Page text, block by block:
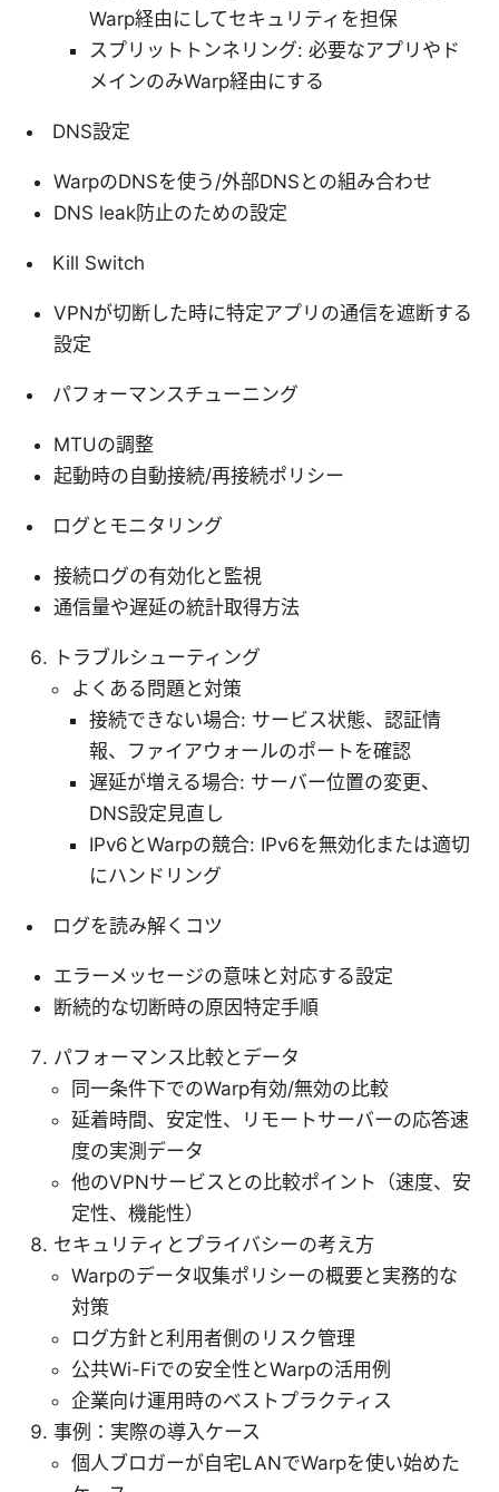
Warp経由にしてセキュリティを担保
スプリットトンネリング: 必要なアプリやド
メインのみWarp経由にする
DNS設定
WarpのDNSを使う/外部DNSとの組み合わせ
DNS leak防止のための設定
Kill Switch
VPNが切断した時に特定アプリの通信を遮断する
設定
パフォーマンスチューニング
MTUの調整
起動時の自動接続/再接続ポリシー
ログとモニタリング
接続ログの有効化と監視
通信量や遅延の統計取得方法
トラブルシューティング
よくある問題と対策
接続できない場合: サービス状態、認証情
報、ファイアウォールのポートを確認
遅延が増える場合: サーバー位置の変更、
DNS設定見直し
IPv6とWarpの競合: IPv6を無効化または適切
にハンドリング
ログを読み解くコツ
エラーメッセージの意味と対応する設定
断続的な切断時の原因特定手順
パフォーマンス比較とデータ
同一条件下でのWarp有効/無効の比較
延着時間、安定性、リモートサーバーの応答速
度の実測データ
他のVPNサービスとの比較ポイント（速度、安
定性、機能性）
セキュリティとプライバシーの考え方
Warpのデータ収集ポリシーの概要と実務的な
対策
ログ方針と利用者側のリスク管理
公共Wi-Fiでの安全性とWarpの活用例
企業向け運用時のベストプラクティス
事例：実際の導入ケース
個人ブロガーが自宅LANでWarpを使い始めた